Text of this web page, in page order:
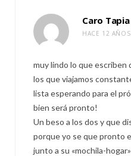
Caro Tapia
HACE 12 AÑOS
muy lindo lo que escriben
los que viajamos
lista esperando para el
bien será pronto!
Un beso a los dos y que
porque yo se que pronto
junto a su «mochila-hogar»